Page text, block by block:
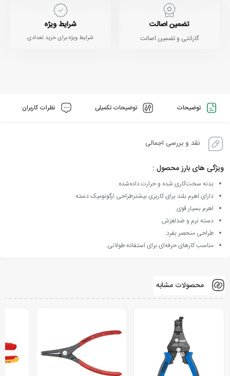
تضمین اصالت
گارانتی و تضمین اصالت
شرایط ویژه
شرایط ویژه برای خرید تعدادی
توضیحات توضیحات تکمیلی نظرات کاربران
نقد و بررسی اجمالی
ویژگی های بارز محصول :
بدنه سخت‌کاری شده و حرارت داده‌شده.
دارای اهرم بلند برای کاربری بیشترطراحی ارگونومیک دسته.
اهرم بسیار قوی.
دسته نرم و ضدلغزش.
طراحی منحصر بفرد.
مناسب کارهای حرفه‌ای برای استفاده طولانی.
محصولات مشابه